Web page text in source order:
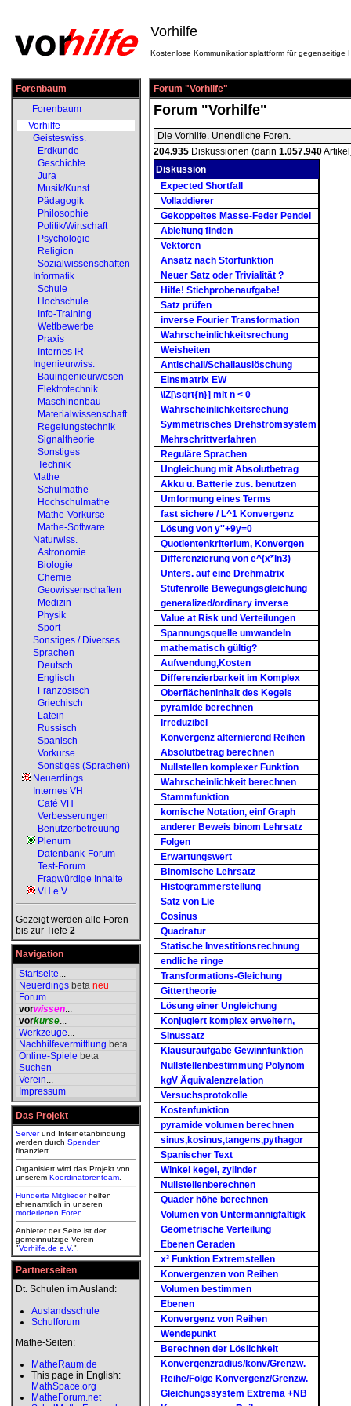
Vorhilfe
Kostenlose Kommunikationsplattform für gegenseitige
Forenbaum
Forenbaum
Vorhilfe
Geisteswiss.
Erdkunde
Geschichte
Jura
Musik/Kunst
Pädagogik
Philosophie
Politik/Wirtschaft
Psychologie
Religion
Sozialwissenschaften
Informatik
Schule
Hochschule
Info-Training
Wettbewerbe
Praxis
Internes IR
Ingenieurwiss.
Bauingenieurwesen
Elektrotechnik
Maschinenbau
Materialwissenschaft
Regelungstechnik
Signaltheorie
Sonstiges
Technik
Mathe
Schulmathe
Hochschulmathe
Mathe-Vorkurse
Mathe-Software
Naturwiss.
Astronomie
Biologie
Chemie
Geowissenschaften
Medizin
Physik
Sport
Sonstiges / Diverses
Sprachen
Deutsch
Englisch
Französisch
Griechisch
Latein
Russisch
Spanisch
Vorkurse
Sonstiges (Sprachen)
Neuerdings
Internes VH
Café VH
Verbesserungen
Benutzerbetreuung
Plenum
Datenbank-Forum
Test-Forum
Fragwürdige Inhalte
VH e.V.
Gezeigt werden alle Foren
bis zur Tiefe 2
Navigation
Startseite...
Neuerdings beta neu
Forum...
vorwissen...
vorkurse...
Werkzeuge...
Nachhilfevermittlung beta...
Online-Spiele beta
Suchen
Verein...
Impressum
Das Projekt
Serverund Internetanbindung
werden durch Spenden
finanziert.
Organisiert wird das Projekt von
unserem Koordinatorenteam
Hunderte Mitgliederhelfen
ehrenamtlich in unseren
moderierten Foren
Anbieter der Seite ist der
gemeinnützige Verein
"Vorhilfe.de e.V.".
Partnerseiten
Dt. Schulen im Ausland:
Auslandsschule
Schulforum
Mathe-Seiten:
MatheRaum.de
This page in English:
MathSpace.org
MatheForum.net
Forum "Vorhilfe"
Forum "Vorhilfe"
Die Vorhilfe. Unendliche Foren.
204.935 Diskussionen (darin 1.057.940
Diskussion
Expected Shortfall
Volladdierer
Gekoppeltes Masse-Feder Pendel
Ableitung finden
Vektoren
Ansatz nach Störfunktion
Neuer Satz oder Trivialität ?
Hilfe! Stichprobenaufgabe!
Satz prüfen
inverse Fourier Transformation
Wahrscheinlichkeitsrechung
Weisheiten
Antischall/Schallauslöschung
Einsmatrix EW
\IZ[\sqrt{n}] mit n < 0
Wahrscheinlichkeitsrechung
Symmetrisches Drehstromsystem
Mehrschrittverfahren
Reguläre Sprachen
Ungleichung mit Absolutbetrag
Akku u. Batterie zus. benutzen
Umformung eines Terms
fast sichere / L^1 Konvergenz
Lösung von y''+9y=0
Quotientenkriterium, Konvergen
Differenzierung von e^(x*ln3)
Unters. auf eine Drehmatrix
Stufenrolle Bewegungsgleichung
generalized/ordinary inverse
Value at Risk und Verteilungen
Spannungsquelle umwandeln
mathematisch gültig?
Aufwendung,Kosten
Differenzierbarkeit im Komplex
Oberflächeninhalt des Kegels
pyramide berechnen
Irreduzibel
Konvergenz alternierend Reihen
Absolutbetrag berechnen
Nullstellen komplexer Funktion
Wahrscheinlichkeit berechnen
Stammfunktion
komische Notation, einf Graph
anderer Beweis binom Lehrsatz
Folgen
Erwartungswert
Binomische Lehrsatz
Histogrammerstellung
Satz von Lie
Cosinus
Quadratur
Statische Investitionsrechnung
endliche ringe
Transformations-Gleichung
Gittertheorie
Lösung einer Ungleichung
Konjugiert komplex erweitern,
Sinussatz
Klausuraufgabe Gewinnfunktion
Nullstellenbestimmung Polynom
kgV Äquivalenzrelation
Versuchsprotokolle
Kostenfunktion
pyramide volumen berechnen
sinus,kosinus,tangens,pythagor
Spanischer Text
Winkel kegel, zylinder
Nullstellenberechnen
Quader höhe berechnen
Volumen von Untermannigfaltigk
Geometrische Verteilung
Ebenen Geraden
x³ Funktion Extremstellen
Konvergenzen von Reihen
Volumen bestimmen
Ebenen
Konvergenz von Reihen
Wendepunkt
Berechnen der Löslichkeit
Konvergenzradius/konv/Grenzw.
Reihe/Folge Konvergenz/Grenzw.
Gleichungssystem Extrema +NB